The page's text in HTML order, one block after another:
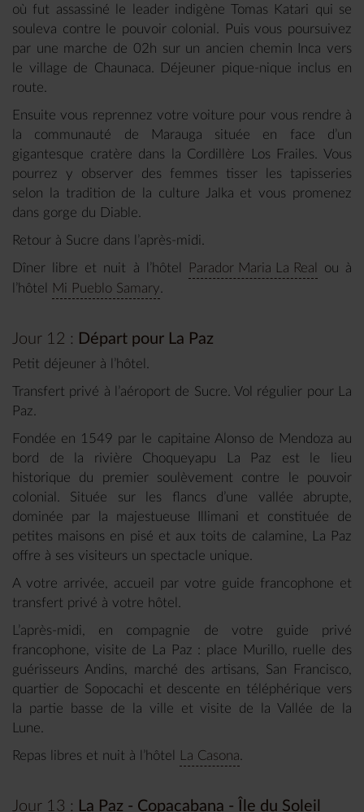
où fut assassiné le leader indigène Tomas Katari qui se
souleva contre le pouvoir colonial. Puis vous poursuivez
par une marche de 02h sur un ancien chemin Inca vers
le village de Chaunaca. Déjeuner pique-nique inclus en
route.
Ensuite vous reprennez votre voiture pour vous rendre à
la communauté de Marauga située en face d’un
gigantesque cratère dans la Cordillère Los Frailes. Vous
pourrez y observer des femmes tisser les tapisseries
selon la tradition de la culture Jalka et vous promenez
dans gorge du Diable.
Retour à Sucre dans l’après-midi.
Dîner libre et nuit à l’hôtel
Parador Maria La Real
ou à
l’hôtel
Mi Pueblo Samary
Jour 12 : Départ pour La Paz
Petit déjeuner à l’hôtel.
Transfert privé à l’aéroport de Sucre. Vol régulier pour La
Paz.
Fondée en 1549 par le capitaine Alonso de Mendoza au
bord de la rivière Choqueyapu La Paz est le lieu
historique du premier soulèvement contre le pouvoir
colonial. Située sur les flancs d’une vallée abrupte,
dominée par la majestueuse Illimani et constituée de
petites maisons en pisé et aux toits de calamine, La Paz
offre à ses visiteurs un spectacle unique.
A votre arrivée, accueil par votre guide francophone et
transfert privé à votre hôtel.
L’après-midi, en compagnie de votre guide privé
francophone, visite de La Paz : place Murillo, ruelle des
guérisseurs Andins, marché des artisans, San Francisco,
quartier de Sopocachi et descente en téléphérique vers
la partie basse de la ville et visite de la Vallée de la
Lune.
Repas libres et nuit à l’hôtel
La Casona
Jour 13 : La Paz - Copacabana - Île du Soleil